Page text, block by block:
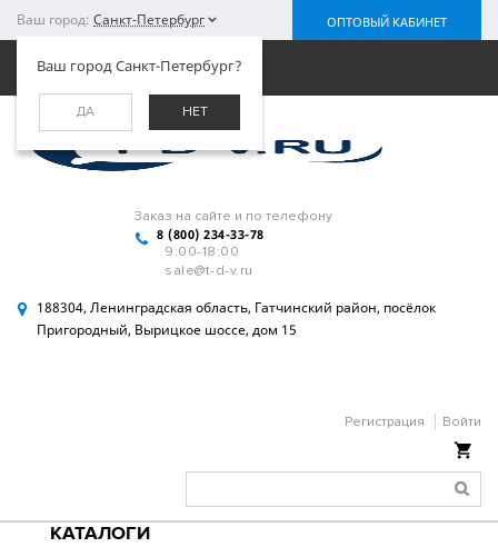
Ваш город: Санкт-Петербург
Ваш город Санкт-Петербург?
ДА НЕТ
ОПТОВЫЙ КАБИНЕТ
Заказ на сайте и по телефону
8 (800) 234-33-78
9:00-18:00
sale@t-d-v.ru
188304, Ленинградская область, Гатчинский район, посёлок
Пригородный, Вырицкое шоссе, дом 15
Регистрация Войти
Меню
КАТАЛОГИ